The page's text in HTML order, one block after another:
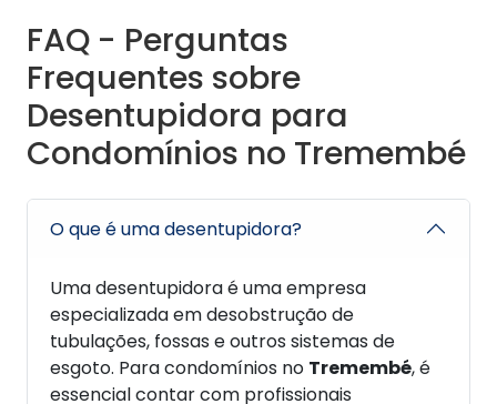
FAQ - Perguntas
Frequentes sobre
Desentupidora para
Condomínios no Tremembé
O que é uma desentupidora?
Uma desentupidora é uma empresa
especializada em desobstrução de
tubulações, fossas e outros sistemas de
esgoto. Para condomínios no Tremembé, é
essencial contar com profissionais